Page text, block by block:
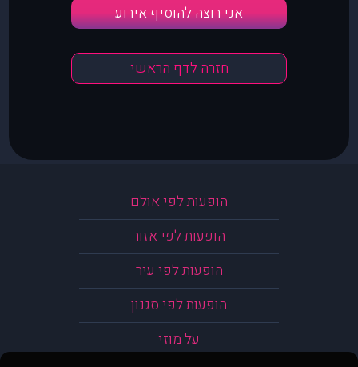
אני רוצה להוסיף אירוע
חזרה לדף הראשי
הופעות לפי אולם
הופעות לפי אזור
הופעות לפי עיר
הופעות לפי סגנון
על מוזי